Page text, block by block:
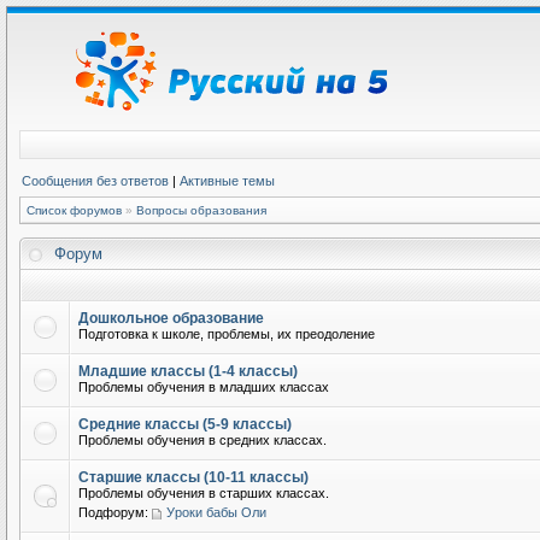
Сообщения без ответов | Активные темы
Список форумов » Вопросы образования
Форум
Дошкольное образование
Подготовка к школе, проблемы, их преодоление
Младшие классы (1-4 классы)
Проблемы обучения в младших классах
Средние классы (5-9 классы)
Проблемы обучения в средних классах.
Старшие классы (10-11 классы)
Проблемы обучения в старших классах.
Подфорум:
Уроки бабы Оли